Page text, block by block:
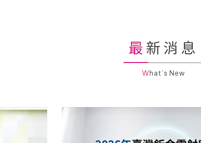
最新消息
What’s New